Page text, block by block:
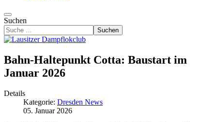
Suchen
Suchen
Bahn-Haltepunkt Cotta: Baustart im
Januar 2026
Details
Kategorie: Dresden News
05. Januar 2026